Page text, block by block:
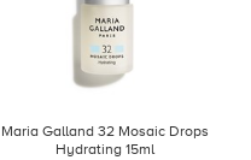
Maria Galland 32 Mosaic Drops
Hydrating 15ml